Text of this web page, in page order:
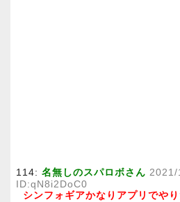
114: 名無しのスパロボさん 2021/
ID:qN8i2DoC0
シンフォギアかなりアプリでや